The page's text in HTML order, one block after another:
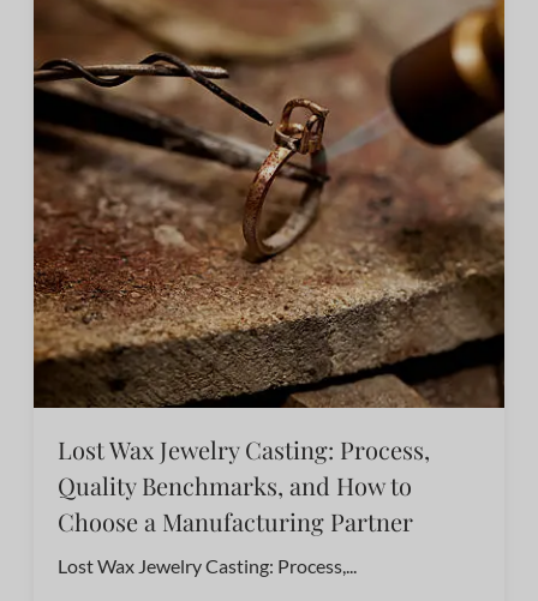
Lost Wax Jewelry Casting: Process,
Quality Benchmarks, and How to
Choose a Manufacturing Partner
Lost Wax Jewelry Casting: Process,...